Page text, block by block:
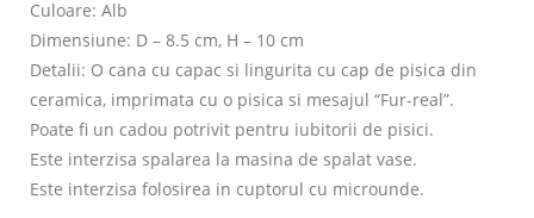
Culoare: Alb
Dimensiune: D – 8.5 cm, H – 10 cm
Detalii: O cana cu capac si lingurita cu cap de pisica din
ceramica, imprimata cu o pisica si mesajul “Fur-real”.
Poate fi un cadou potrivit pentru iubitorii de pisici.
Este interzisa spalarea la masina de spalat vase.
Este interzisa folosirea in cuptorul cu microunde.